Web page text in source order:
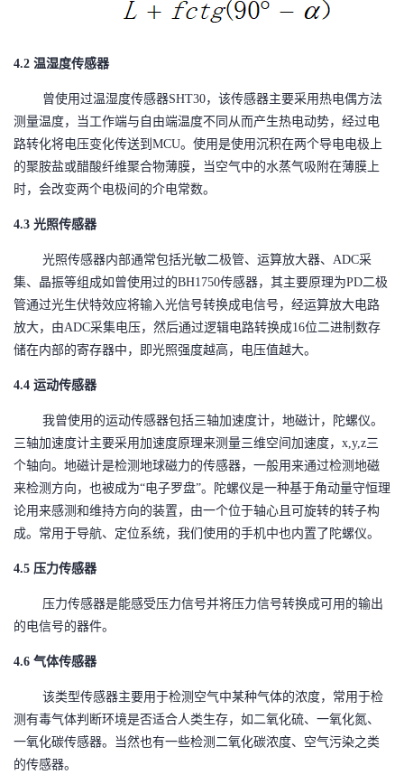
4.2 温湿度传感器
曾使用过温湿度传感器SHT30，该传感器主要采用热电偶方法
测量温度，当工作端与自由端温度不同从而产生热电动势，经过电
路转化将电压变化传送到 MCU。使用是使用沉积在两个导电电极上
的聚胺盐或醋酸纤维聚合物薄膜，当空气中的水蒸气吸附在薄膜上
时，会改变两个电极间的介电常数。
4.3 光照传感器
光照传感器内部通常包括光敏二极管、运算放大器、 ADC采
集、晶振等组成如曾使用过的BH1750传感器，其主要原理为PD二极
管通过光生伏特效应将输入光信号转换成电信号，经运算放大电路
放大，由ADC采集电压，然后通过逻辑电路转换成16位二进制数存
储在内部的寄存器中 ，即光照强度越高，电压值越大。
4.4 运动传感器
我曾使用的运动传感器包括三轴加速度计，地磁计，陀螺仪。
三轴加速度计主要采用加速度原理来测量三维空间加速度， x,y,z三
个轴向。地磁计是检测地球磁力的传感器，一般用来通过检测地磁
来检测方向，也被成为“电子罗盘”。陀螺仪是一种基于角动量守恒理
论用来感测和维持方向的装置，由一个位于轴心且可旋转的转子构
成。常用于导航、定位系统，我们使用的手机中也内置了陀螺仪。
4.5 压力传感器
压力传感器是能感受压力信号并将压力信号转换成可用的输出
的电信号的器件。
4.6 气体传感器
该类型传感器主要用于检测空气中某种气体的浓度，常用于检
测有毒气体判断环境是否适合人类生存，如二氧化硫、一氧化氮、
一氧化碳传感器。当然也有一些检测二氧化碳浓度、空气污染之类
的传感器。